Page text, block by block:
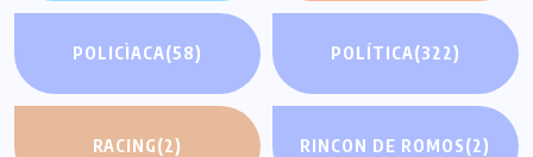
POLICÌACA(58) POLÍTICA(322)
RACING(2) RINCON DE ROMOS(2)